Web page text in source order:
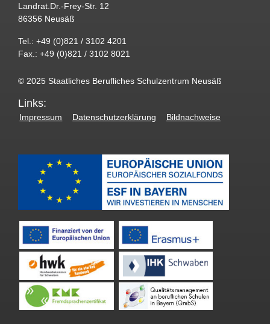
Landrat.Dr.-Frey-Str. 12
86356 Neusäß
Tel.: +49 (0)821 / 3102 4201
Fax.: +49 (0)821 / 3102 8021
© 2025 Staatliches Berufliches Schulzentrum Neusäß
Links:
Impressum Datenschutzerklärung Bildnachweise